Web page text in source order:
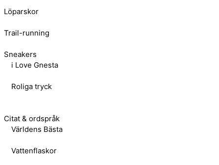
Löparskor
Trail-running
Sneakers
i Love Gnesta
Roliga tryck
Citat & ordspråk
Världens Bästa
Vattenflaskor